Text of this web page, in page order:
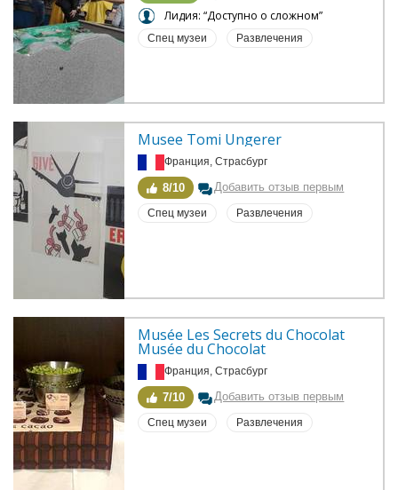
Лидия: “Доступно о сложном”
Спец музеи Развлечения
Musee Tomi Ungerer
Франция, Страсбург
8/10 Добавить отзыв первым
Спец музеи Развлечения
Musée Les Secrets du Chocolat
Musée du Chocolat
Франция, Страсбург
7/10 Добавить отзыв первым
Спец музеи Развлечения